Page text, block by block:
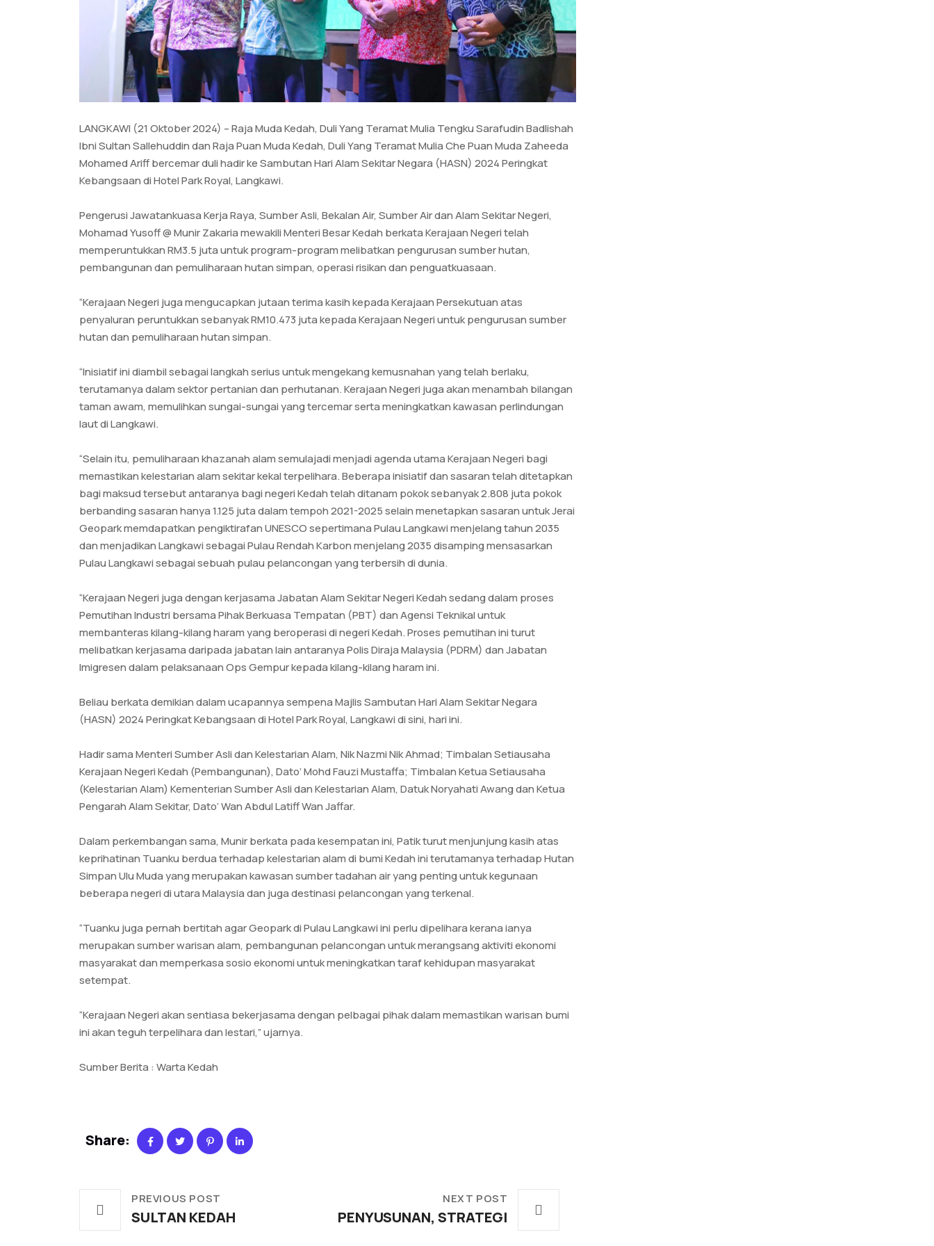
LANGKAWI (21 Oktober 2024) – Raja Muda Kedah, Duli Yang Teramat Mulia Tengku Sarafudin Badlishah
Ibni Sultan Sallehuddin dan Raja Puan Muda Kedah, Duli Yang Teramat Mulia Che Puan Muda Zaheeda
Mohamed Ariff bercemar duli hadir ke Sambutan Hari Alam Sekitar Negara (HASN) 2024 Peringkat
Kebangsaan di Hotel Park Royal, Langkawi.
Pengerusi Jawatankuasa Kerja Raya, Sumber Asli, Bekalan Air, Sumber Air dan Alam Sekitar Negeri,
Mohamad Yusoff @ Munir Zakaria mewakili Menteri Besar Kedah berkata Kerajaan Negeri telah
memperuntukkan RM3.5 juta untuk program-program melibatkan pengurusan sumber hutan,
pembangunan dan pemuliharaan hutan simpan, operasi risikan dan penguatkuasaan.
“Kerajaan Negeri juga mengucapkan jutaan terima kasih kepada Kerajaan Persekutuan atas
penyaluran peruntukkan sebanyak RM10.473 juta kepada Kerajaan Negeri untuk pengurusan sumber
hutan dan pemuliharaan hutan simpan.
“Inisiatif ini diambil sebagai langkah serius untuk mengekang kemusnahan yang telah berlaku,
terutamanya dalam sektor pertanian dan perhutanan. Kerajaan Negeri juga akan menambah bilangan
taman awam, memulihkan sungai-sungai yang tercemar serta meningkatkan kawasan perlindungan
laut di Langkawi.
“Selain itu, pemuliharaan khazanah alam semulajadi menjadi agenda utama Kerajaan Negeri bagi
memastikan kelestarian alam sekitar kekal terpelihara. Beberapa inisiatif dan sasaran telah ditetapkan
bagi maksud tersebut antaranya bagi negeri Kedah telah ditanam pokok sebanyak 2.808 juta pokok
berbanding sasaran hanya 1.125 juta dalam tempoh 2021-2025 selain menetapkan sasaran untuk Jerai
Geopark memdapatkan pengiktirafan UNESCO sepertimana Pulau Langkawi menjelang tahun 2035
dan menjadikan Langkawi sebagai Pulau Rendah Karbon menjelang 2035 disamping mensasarkan
Pulau Langkawi sebagai sebuah pulau pelancongan yang terbersih di dunia.
“Kerajaan Negeri juga dengan kerjasama Jabatan Alam Sekitar Negeri Kedah sedang dalam proses
Pemutihan Industri bersama Pihak Berkuasa Tempatan (PBT) dan Agensi Teknikal untuk
membanteras kilang-kilang haram yang beroperasi di negeri Kedah. Proses pemutihan ini turut
melibatkan kerjasama daripada jabatan lain antaranya Polis Diraja Malaysia (PDRM) dan Jabatan
Imigresen dalam pelaksanaan Ops Gempur kepada kilang-kilang haram ini.
Beliau berkata demikian dalam ucapannya sempena Majlis Sambutan Hari Alam Sekitar Negara
(HASN) 2024 Peringkat Kebangsaan di Hotel Park Royal, Langkawi di sini, hari ini.
Hadir sama Menteri Sumber Asli dan Kelestarian Alam, Nik Nazmi Nik Ahmad; Timbalan Setiausaha
Kerajaan Negeri Kedah (Pembangunan), Dato’ Mohd Fauzi Mustaffa; Timbalan Ketua Setiausaha
(Kelestarian Alam) Kementerian Sumber Asli dan Kelestarian Alam, Datuk Noryahati Awang dan Ketua
Pengarah Alam Sekitar, Dato’ Wan Abdul Latiff Wan Jaffar.
Dalam perkembangan sama, Munir berkata pada kesempatan ini, Patik turut menjunjung kasih atas
keprihatinan Tuanku berdua terhadap kelestarian alam di bumi Kedah ini terutamanya terhadap Hutan
Simpan Ulu Muda yang merupakan kawasan sumber tadahan air yang penting untuk kegunaan
beberapa negeri di utara Malaysia dan juga destinasi pelancongan yang terkenal.
“Tuanku juga pernah bertitah agar Geopark di Pulau Langkawi ini perlu dipelihara kerana ianya
merupakan sumber warisan alam, pembangunan pelancongan untuk merangsang aktiviti ekonomi
masyarakat dan memperkasa sosio ekonomi untuk meningkatkan taraf kehidupan masyarakat
setempat.
“Kerajaan Negeri akan sentiasa bekerjasama dengan pelbagai pihak dalam memastikan warisan bumi
ini akan teguh terpelihara dan lestari,” ujarnya.
Sumber Berita : Warta Kedah
Share:
PREVIOUS POST
SULTAN KEDAH
NEXT POST
PENYUSUNAN, STRATEGI